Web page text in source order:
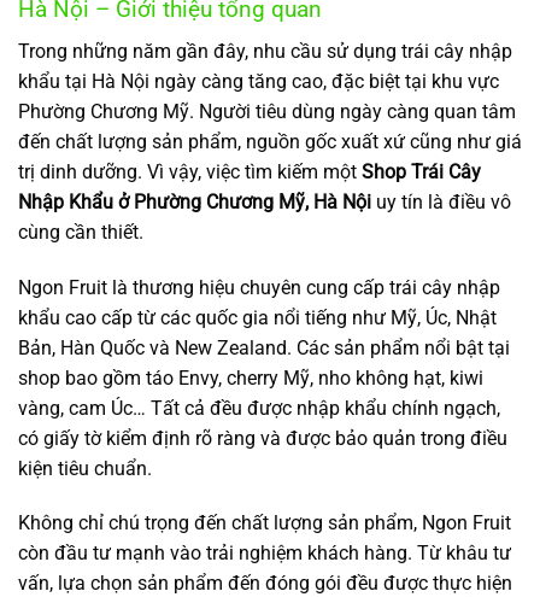
Hà Nội – Giới thiệu tổng quan
Trong những năm gần đây, nhu cầu sử dụng trái cây nhập
khẩu tại Hà Nội ngày càng tăng cao, đặc biệt tại khu vực
Phường Chương Mỹ. Người tiêu dùng ngày càng quan tâm
đến chất lượng sản phẩm, nguồn gốc xuất xứ cũng như giá
trị dinh dưỡng. Vì vậy, việc tìm kiếm một Shop Trái Cây
Nhập Khẩu ở Phường Chương Mỹ, Hà Nội uy tín là điều vô
cùng cần thiết.
Ngon Fruit là thương hiệu chuyên cung cấp trái cây nhập
khẩu cao cấp từ các quốc gia nổi tiếng như Mỹ, Úc, Nhật
Bản, Hàn Quốc và New Zealand. Các sản phẩm nổi bật tại
shop bao gồm táo Envy, cherry Mỹ, nho không hạt, kiwi
vàng, cam Úc… Tất cả đều được nhập khẩu chính ngạch,
có giấy tờ kiểm định rõ ràng và được bảo quản trong điều
kiện tiêu chuẩn.
Không chỉ chú trọng đến chất lượng sản phẩm, Ngon Fruit
còn đầu tư mạnh vào trải nghiệm khách hàng. Từ khâu tư
vấn, lựa chọn sản phẩm đến đóng gói đều được thực hiện